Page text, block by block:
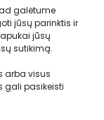
galėtume
jūsų parinktis ir
jūsų
sutikimą.
arba visus
gali pasikeisti